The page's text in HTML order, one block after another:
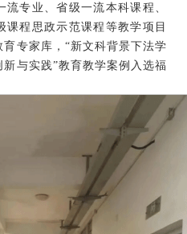
专业、省级一流本科课程、
课程思政示范课程等教学项目
专家库，“新文科背景下法学
与实践”教育教学案例入选福